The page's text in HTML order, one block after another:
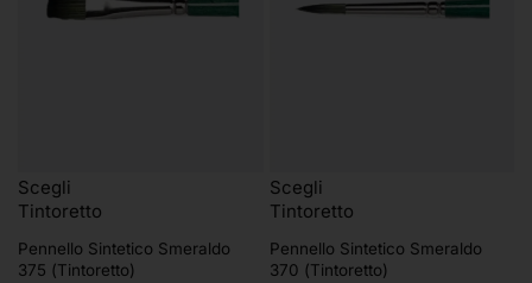
Scegli
Tintoretto
Pennello Sintetico Smeraldo
375 (Tintoretto)
Scegli
Tintoretto
Pennello Sintetico Smeraldo
370 (Tintoretto)